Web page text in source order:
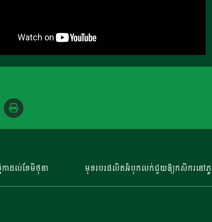
កាដល់ខែមិថុនា មុខរបរផលិតអំបុកលក់ជួយឱ្យកសិករនៅភូ